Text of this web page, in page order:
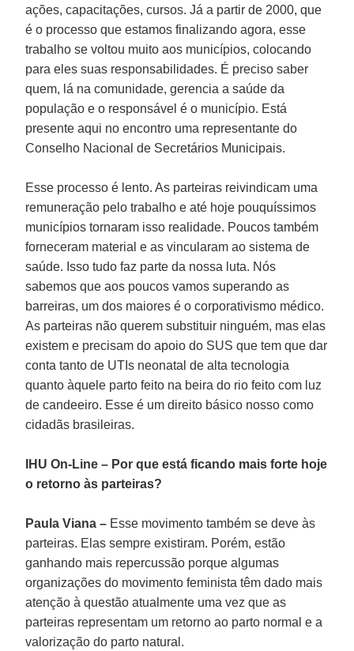
ações, capacitações, cursos. Já a partir de 2000, que
é o processo que estamos finalizando agora, esse
trabalho se voltou muito aos municípios, colocando
para eles suas responsabilidades. É preciso saber
quem, lá na comunidade, gerencia a saúde da
população e o responsável é o município. Está
presente aqui no encontro uma representante do
Conselho Nacional de Secretários Municipais.
Esse processo é lento. As parteiras reivindicam uma
remuneração pelo trabalho e até hoje pouquíssimos
municípios tornaram isso realidade. Poucos também
forneceram material e as vincularam ao sistema de
saúde. Isso tudo faz parte da nossa luta. Nós
sabemos que aos poucos vamos superando as
barreiras, um dos maiores é o corporativismo médico.
As parteiras não querem substituir ninguém, mas elas
existem e precisam do apoio do SUS que tem que dar
conta tanto de UTIs neonatal de alta tecnologia
quanto àquele parto feito na beira do rio feito com luz
de candeeiro. Esse é um direito básico nosso como
cidadãs brasileiras.
IHU On-Line – Por que está ficando mais forte hoje
o retorno às parteiras?
Paula Viana – Esse movimento também se deve às
parteiras. Elas sempre existiram. Porém, estão
ganhando mais repercussão porque algumas
organizações do movimento feminista têm dado mais
atenção à questão atualmente uma vez que as
parteiras representam um retorno ao parto normal e a
valorização do parto natural.